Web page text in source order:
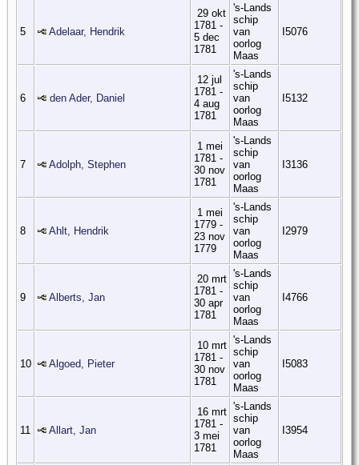
5 Adelaar, Hendrik
29 okt
1781 -
5 dec
1781
's-Lands
schip
van
oorlog
Maas
I5076
6 den Ader, Daniel
12 jul
1781 -
4 aug
1781
's-Lands
schip
van
oorlog
Maas
I5132
7 Adolph, Stephen
1 mei
1781 -
30 nov
1781
's-Lands
schip
van
oorlog
Maas
I3136
8 Ahlt, Hendrik
1 mei
1779 -
23 nov
1779
's-Lands
schip
van
oorlog
Maas
I2979
9 Alberts, Jan
20 mrt
1781 -
30 apr
1781
's-Lands
schip
van
oorlog
Maas
I4766
10 Algoed, Pieter
10 mrt
1781 -
30 nov
1781
's-Lands
schip
van
oorlog
Maas
I5083
11 Allart, Jan
16 mrt
1781 -
3 mei
1781
's-Lands
schip
van
oorlog
Maas
I3954